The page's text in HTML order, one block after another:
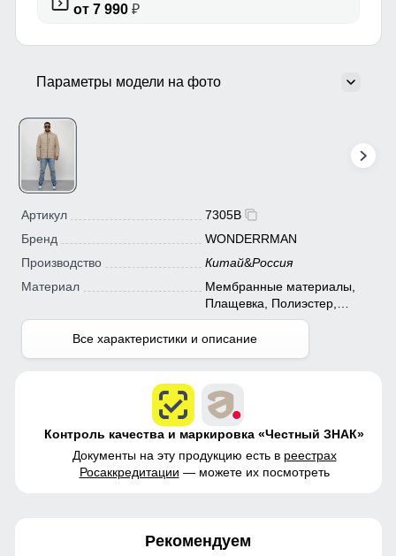
от 7 990₽
Параметры модели на фото
Артикул
7305B
Бренд
WONDERRMAN
Производство
Китай&Россия
Материал
Мембранные материалы,
Плащевка, Полиэстер,
Болонь
Все характеристики и описание
Контроль качества и маркировка «Честный ЗНАК»
Документы на эту продукцию есть в реестрах
Росаккредитации — можете их посмотреть
Рекомендуем